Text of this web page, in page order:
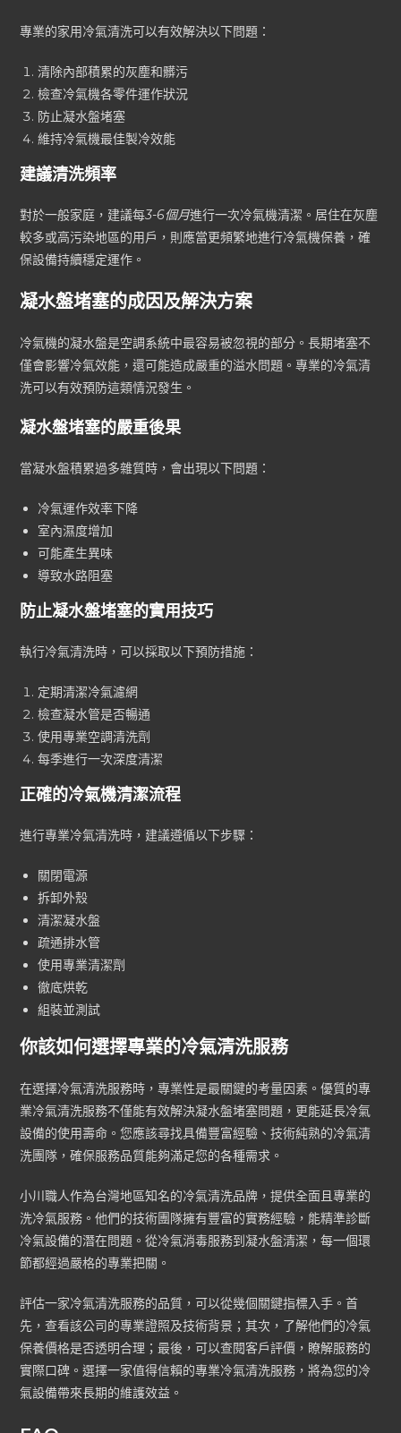
專業的家用冷氣清洗可以有效解決以下問題：
清除內部積累的灰塵和髒污
檢查冷氣機各零件運作狀況
防止凝水盤堵塞
維持冷氣機最佳製冷效能
建議清洗頻率
對於一般家庭，建議每3-6個月進行一次冷氣機清潔。居住在灰塵
較多或高污染地區的用戶，則應當更頻繁地進行冷氣機保養，確
保設備持續穩定運作。
凝水盤堵塞的成因及解決方案
冷氣機的凝水盤是空調系統中最容易被忽視的部分。長期堵塞不
僅會影響冷氣效能，還可能造成嚴重的溢水問題。專業的冷氣清
洗可以有效預防這類情況發生。
凝水盤堵塞的嚴重後果
當凝水盤積累過多雜質時，會出現以下問題：
冷氣運作效率下降
室內濕度增加
可能產生異味
導致水路阻塞
防止凝水盤堵塞的實用技巧
執行冷氣清洗時，可以採取以下預防措施：
定期清潔冷氣濾網
檢查凝水管是否暢通
使用專業空調清洗劑
每季進行一次深度清潔
正確的冷氣機清潔流程
進行專業冷氣清洗時，建議遵循以下步驟：
關閉電源
拆卸外殼
清潔凝水盤
疏通排水管
使用專業清潔劑
徹底烘乾
組裝並測試
你該如何選擇專業的冷氣清洗服務
在選擇冷氣清洗服務時，專業性是最關鍵的考量因素。優質的專
業冷氣清洗服務不僅能有效解決凝水盤堵塞問題，更能延長冷氣
設備的使用壽命。您應該尋找具備豐富經驗、技術純熟的冷氣清
洗團隊，確保服務品質能夠滿足您的各種需求。
小川職人作為台灣地區知名的冷氣清洗品牌，提供全面且專業的
洗冷氣服務。他們的技術團隊擁有豐富的實務經驗，能精準診斷
冷氣設備的潛在問題。從冷氣消毒服務到凝水盤清潔，每一個環
節都經過嚴格的專業把關。
評估一家冷氣清洗服務的品質，可以從幾個關鍵指標入手。首
先，查看該公司的專業證照及技術背景；其次，了解他們的冷氣
保養價格是否透明合理；最後，可以查閱客戶評價，瞭解服務的
實際口碑。選擇一家值得信賴的專業冷氣清洗服務，將為您的冷
氣設備帶來長期的維護效益。